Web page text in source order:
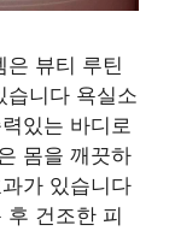
은 뷰티 루틴
습니다 욕실소
있는 바디로
몸을 깨끗하
가 있습니다
후 건조한 피